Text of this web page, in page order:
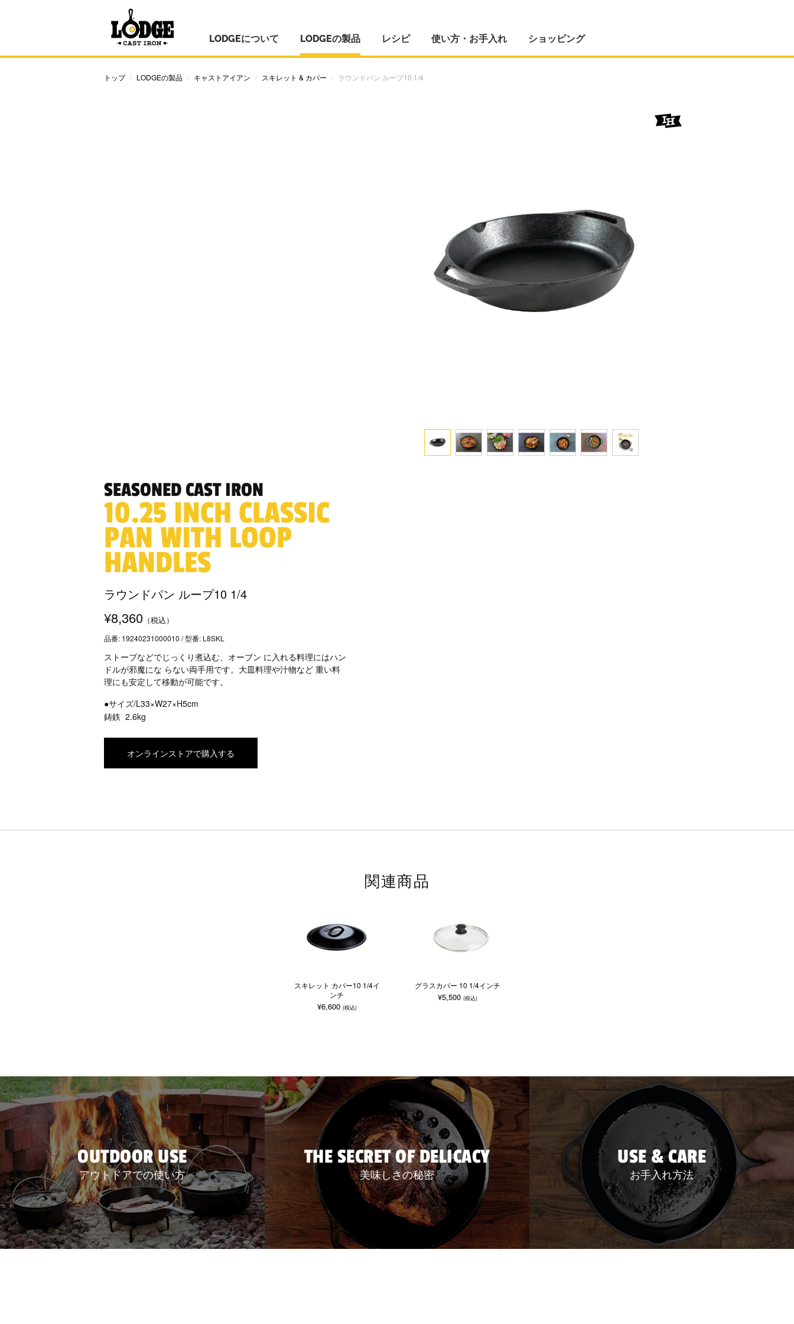
LODGEについて LODGEの製品 レシピ 使い方・お手入れ ショッピング
トップ LODGEの製品 キャストアイアン スキレット & カバー ラウンドパン ループ10 1/4
SEASONED CAST IRON
10.25 INCH CLASSIC
PAN WITH LOOP
HANDLES
ラウンドパン ループ10 1/4
¥8,360（税込）
品番: 19240231000010 / 型番: L8SKL
ストーブなどでじっくり煮込む、オーブン に入れる料理にはハン
ドルが邪魔にな らない両手用です。大皿料理や汁物など 重い料
理にも安定して移動が可能です。
●サイズ/L33×W27×H5cm
鋳鉄 2.6kg
オンラインストアで購入する
関連商品
スキレット カバー10 1/4イ
ンチ
¥6,600 (税込)
グラスカバー 10 1/4インチ
¥5,500 (税込)
OUTDOOR USE
アウトドアでの使い方
THE SECRET OF DELICACY
美味しさの秘密
USE & CARE
お手入れ方法